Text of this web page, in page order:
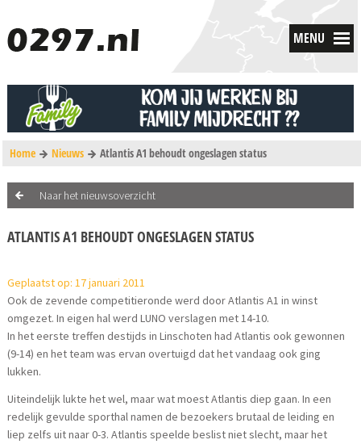
MENU
Home Nieuws Atlantis A1 behoudt ongeslagen status
Naar het nieuwsoverzicht
ATLANTIS A1 BEHOUDT ONGESLAGEN STATUS
Geplaatst op: 17 januari 2011
Ook de zevende competitieronde werd door Atlantis A1 in winst
omgezet. In eigen hal werd LUNO verslagen met 14-10.
In het eerste treffen destijds in Linschoten had Atlantis ook gewonnen
(9-14) en het team was ervan overtuigd dat het vandaag ook ging
lukken.
Uiteindelijk lukte het wel, maar wat moest Atlantis diep gaan. In een
redelijk gevulde sporthal namen de bezoekers brutaal de leiding en
liep zelfs uit naar 0-3. Atlantis speelde beslist niet slecht, maar het